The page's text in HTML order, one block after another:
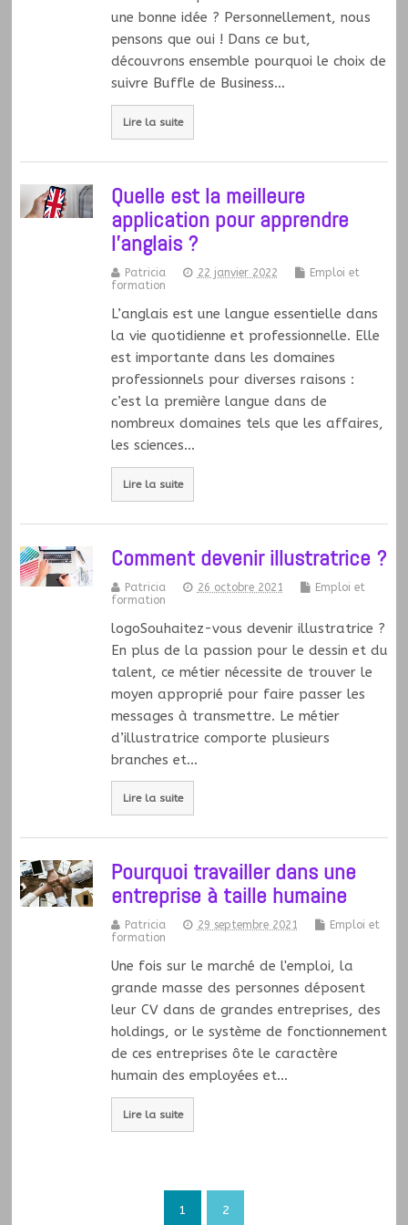
une bonne idée ? Personnellement, nous
pensons que oui ! Dans ce but,
découvrons ensemble pourquoi le choix de
suivre Buffle de Business…
Lire la suite
Quelle est la meilleure
application pour apprendre
l’anglais ?
Patricia 22 janvier 2022
Emploi et
formation
L’anglais est une langue essentielle dans
la vie quotidienne et professionnelle. Elle
est importante dans les domaines
professionnels pour diverses raisons :
c’est la première langue dans de
nombreux domaines tels que les affaires,
les sciences…
Lire la suite
Comment devenir illustratrice ?
Patricia 26 octobre 2021
Emploi et
formation
logoSouhaitez-vous devenir illustratrice ?
En plus de la passion pour le dessin et du
talent, ce métier nécessite de trouver le
moyen approprié pour faire passer les
messages à transmettre. Le métier
d’illustratrice comporte plusieurs
branches et…
Lire la suite
Pourquoi travailler dans une
entreprise à taille humaine
Patricia 29 septembre 2021
Emploi et
formation
Une fois sur le marché de l'emploi, la
grande masse des personnes déposent
leur CV dans de grandes entreprises, des
holdings, or le système de fonctionnement
de ces entreprises ôte le caractère
humain des employées et…
Lire la suite
1 2